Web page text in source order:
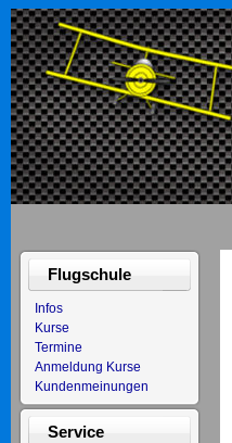
Flugschule
Infos
Kurse
Termine
Anmeldung Kurse
Kundenmeinungen
Service